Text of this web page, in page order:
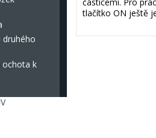
druhého
ochota k
tlačítko ON ještě